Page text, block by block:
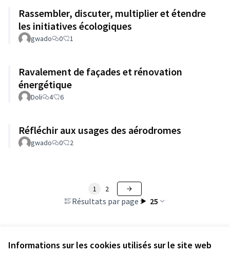
Informations sur les cookies utilisés sur le site web
Rassembler, discuter, multiplier et étendre
les initiatives écologiques
gwado 0 1
Ravalement de façades et rénovation
énergétique
Doli 4 6
Réfléchir aux usages des aérodromes
gwado 0 2
Résultats par page : 25
1 2
Voir toutes les propositions retirées